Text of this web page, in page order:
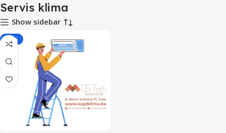
Servis klima
Show sidebar
-29%